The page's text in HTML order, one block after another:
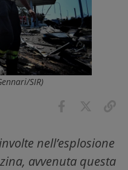
SIR)
nell’esplosione
avvenuta questa